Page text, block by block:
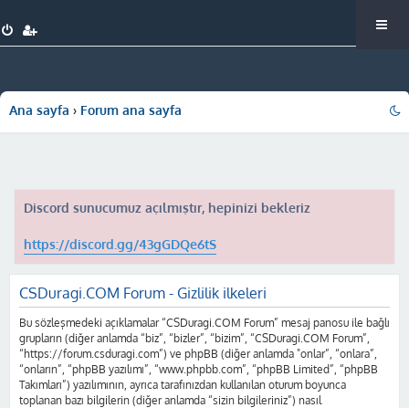
Ana sayfa Forum ana sayfa
Discord sunucumuz açılmıştır, hepinizi bekleriz
https://discord.gg/43gGDQe6tS
CSDuragi.COM Forum - Gizlilik ilkeleri
Bu sözleşmedeki açıklamalar “CSDuragi.COM Forum” mesaj panosu ile bağlı
grupların (diğer anlamda “biz”, “bizler”, “bizim”, “CSDuragi.COM Forum”,
“https://forum.csduragi.com”) ve phpBB (diğer anlamda "onlar”, “onlara”,
“onların”, “phpBB yazılımı”, “www.phpbb.com”, “phpBB Limited”, “phpBB
Takımları”) yazılımının, ayrıca tarafınızdan kullanılan oturum boyunca
toplanan bazı bilgilerin (diğer anlamda “sizin bilgileriniz”) nasıl